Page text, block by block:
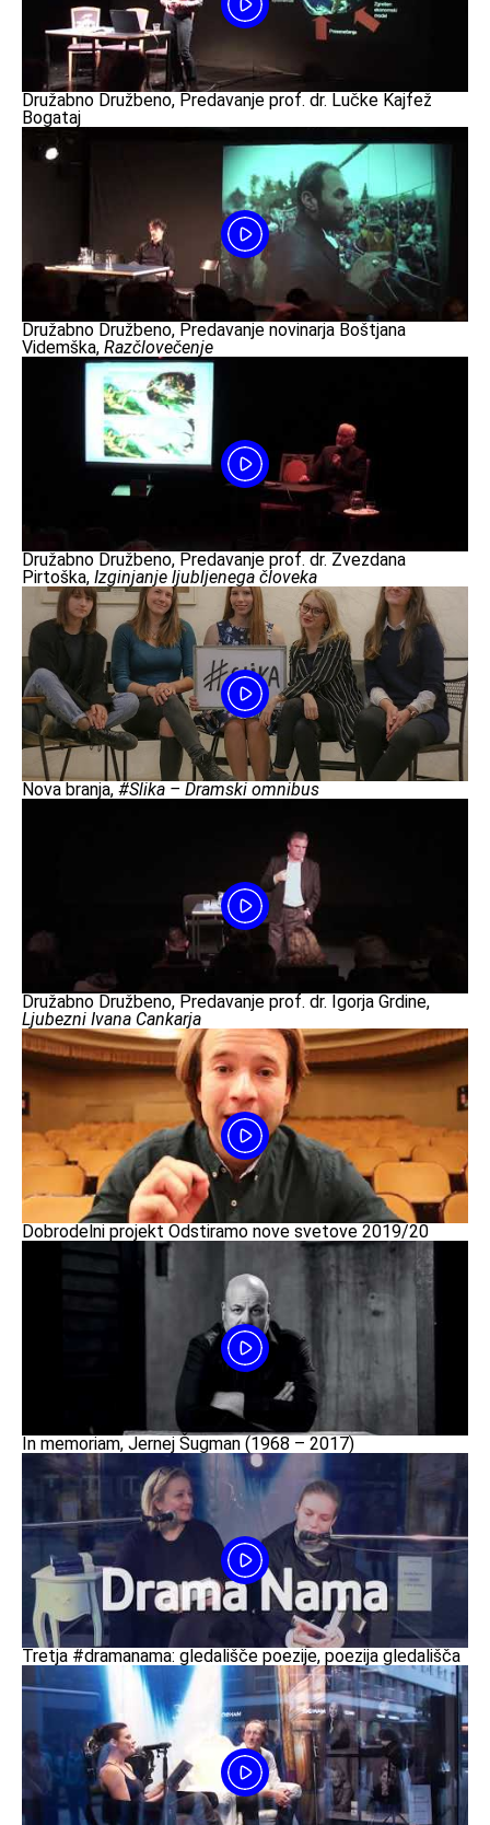
Družabno Družbeno, Predavanje prof. dr. Lučke Kajfež
Bogataj
Družabno Družbeno, Predavanje novinarja Boštjana
Videmška, Razčlovečenje
Družabno Družbeno, Predavanje prof. dr. Zvezdana
Pirtoška, Izginjanje ljubljenega človeka
Nova branja, #Slika – Dramski omnibus
Družabno Družbeno, Predavanje prof. dr. Igorja Grdine,
Ljubezni Ivana Cankarja
Dobrodelni projekt Odstiramo nove svetove 2019/20
In memoriam, Jernej Šugman (1968 – 2017)
Tretja #dramanama: gledališče poezije, poezija gledališča